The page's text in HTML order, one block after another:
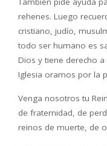
rehenes. Luego
cristiano, judío,
todo ser humano es
Dios y tiene derecho a
Iglesia oramos por la
Venga nosotros tu
de fraternidad, de
reinos de muerte, de